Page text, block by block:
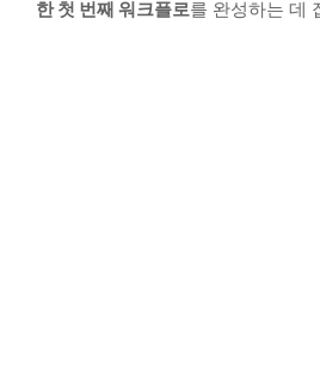
한 첫 번째 워크플로를 완성하는 데